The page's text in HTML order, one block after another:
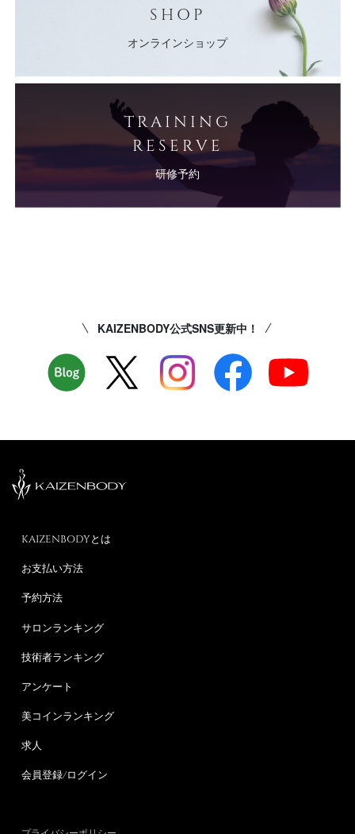
SHOP
オンラインショップ
TRAINING
RESERVE
研修予約
KAIZENBODY公式SNS更新中！
KAIZENBODYとは
お支払い方法
予約方法
サロンランキング
技術者ランキング
アンケート
美コインランキング
求人
会員登録/ログイン